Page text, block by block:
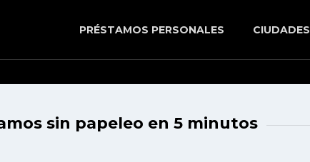
PRÉSTAMOS PERSONALES CIUDADES
sin papeleo en 5 minutos